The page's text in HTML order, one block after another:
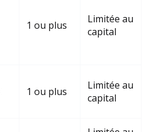
1 ou plus
Limitée au
capital
1 ou plus
Limitée au
capital